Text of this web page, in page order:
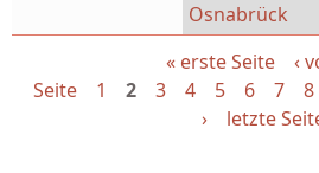
Osnabrück
« erste Seite
‹
Seite
1 2 3 4 5 6 7 8
›
letzte